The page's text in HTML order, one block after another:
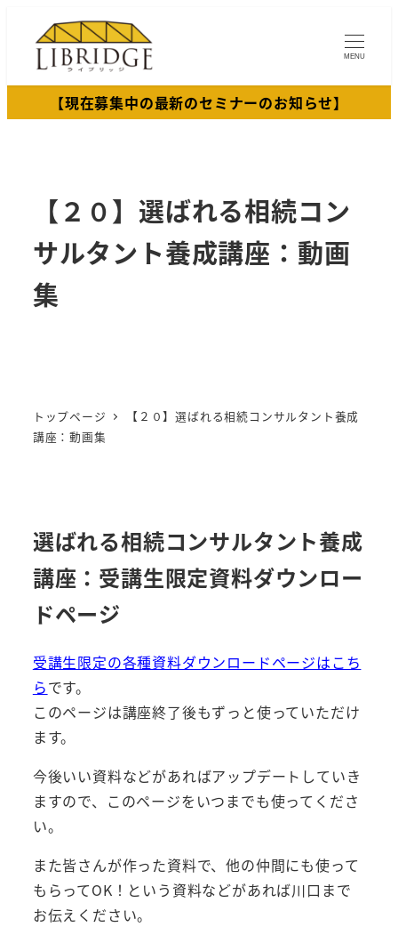
ン
MENU
【現在募集中の最新のセミナーのお知らせ】
【２０】選ばれる相続コン
サルタント養成講座：動画
集
トップページ
【２０】選ばれる相続コンサルタント養成
講座：動画集
選ばれる相続コンサルタント養成
講座：受講生限定資料ダウンロー
ドページ
受講生限定の各種資料ダウンロードページはこち
らです。
このページは講座終了後もずっと使っていただけ
ます。
今後いい資料などがあればアップデートしていき
ますので、このページをいつまでも使ってくださ
い。
また皆さんが作った資料で、他の仲間にも使って
もらってOK！という資料などがあれば川口まで
お伝えください。